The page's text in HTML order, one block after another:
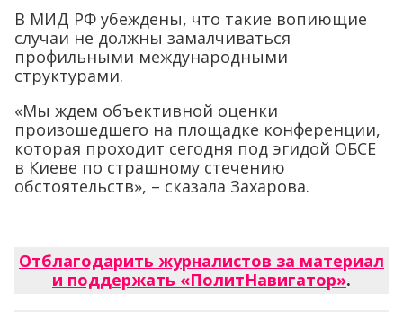
В МИД РФ убеждены, что такие вопиющие
случаи не должны замалчиваться
профильными международными
структурами.
«Мы ждем объективной оценки
произошедшего на площадке конференции,
которая проходит сегодня под эгидой ОБСЕ
в Киеве по страшному стечению
обстоятельств», – сказала Захарова.
Отблагодарить журналистов за материал
и поддержать «ПолитНавигатор».